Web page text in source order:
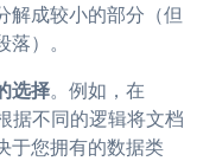
解成较小的部分（但
）。
选择。例如，在
据不同的逻辑将文档
于您拥有的数据类